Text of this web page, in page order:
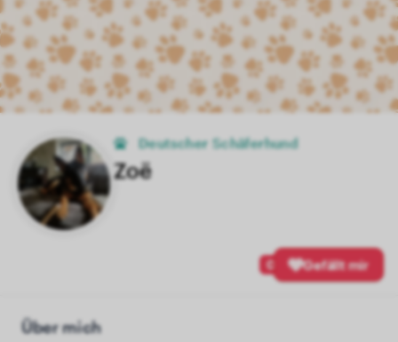
Deutscher Schäferhund
Zoë
0 Gefällt mir
Über mich